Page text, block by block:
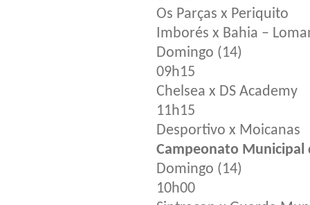
Os Parças x Periquito
Imborés x Bahia –
Domingo (14)
09h15
Chelsea x DS Academy
11h15
Desportivo x Moicanas
Campeonato Municipal
Domingo (14)
10h00